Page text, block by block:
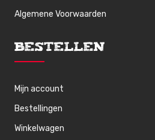
Algemene Voorwaarden
Bestellen
Mijn account
Bestellingen
Winkelwagen